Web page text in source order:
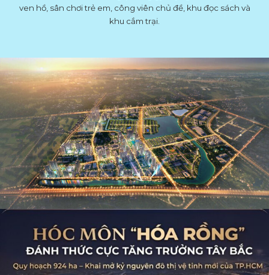
ven hồ, sân chơi trẻ em, công viên chủ đề, khu đọc sách và
khu cắm trại.